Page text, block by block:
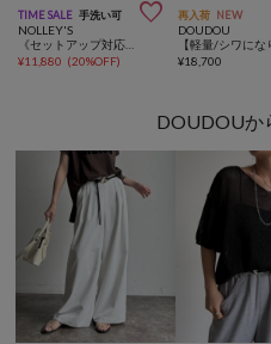
TIME SALE 手洗い可 
NOLLEY'S
¥11,880 (20%OFF)
再入荷 NEW
DOUDOU
¥18,700
DOUDOUか